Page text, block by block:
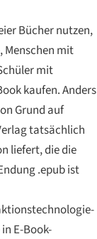
Bücher nutzen,
Menschen mit
mit
kaufen. Anders
Grund auf
tatsächlich
liefert, die die
.epub ist
E-Book-